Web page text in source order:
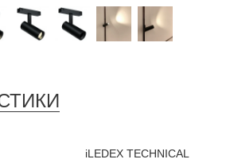
iLEDEX TECHNICAL